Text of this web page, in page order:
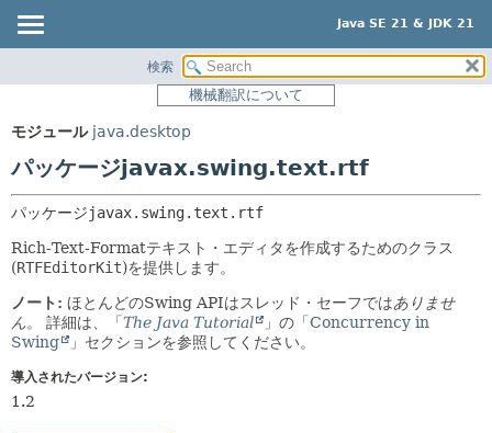
Java SE 21 & JDK 21
パッケージ
クラス
使用
ツリー
プレビュー
新規
非推奨
索引
ヘルプ
パッケージ:
説明
クラスとインタフェース
検索
機械翻訳について
モジュール java.desktop
パッケージjavax.swing.text.rtf
パッケージjavax.swing.text.rtf
Rich-Text-Formatテキスト・エディタを作成するためのクラス
(RTFEditorKit)を提供します。
ノート: ほとんどのSwing APIはスレッド・セーフではありませ
ん。 詳細は、「The Java Tutorial 」の「Concurrency in
Swing
」セクションを参照してください。
導入されたバージョン:
1.2